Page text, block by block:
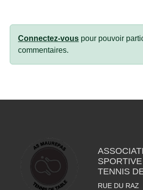
Connectez-vous pour pouvoir
commentaires.
TENNIS
RUE DU RAZ